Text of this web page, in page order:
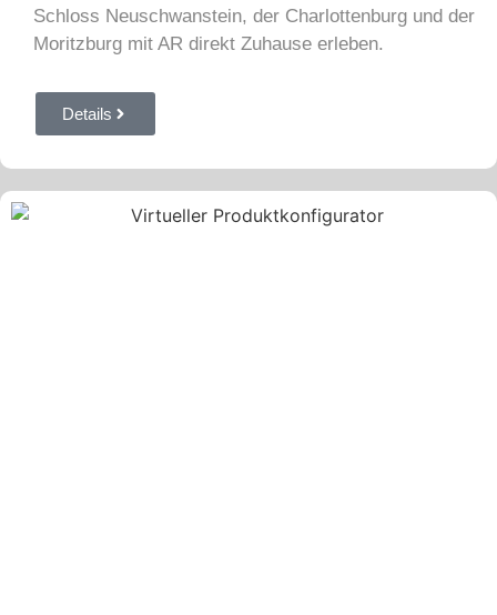
Schloss Neuschwanstein, der Charlottenburg und der
Moritzburg mit AR direkt Zuhause erleben.
Details